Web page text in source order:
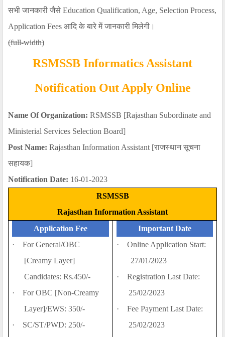
सभी जानकारी जैसे Education Qualification, Age, Selection Process,
Application Fees आदि के बारे में जानकारी मिलेगी ।
(full-width)
RSMSSB Informatics Assistant
Notification Out Apply Online
Name Of Organization: RSMSSB [Rajasthan Subordinate and
Ministerial Services Selection Board]
Post Name: Rajasthan Information Assistant [राजस्थान सूचना
सहायक]
Notification Date: 16-01-2023
RSMSSB
Rajasthan Information Assistant
Application Fee
·
For General/OBC
[Creamy Layer]
Candidates: Rs.450/-
·
For OBC [Non-Creamy
Layer]/EWS: 350/-
·
SC/ST/PWD: 250/-
Important Date
·
Online Application Start:
27/01/2023
·
Registration Last Date:
25/02/2023
·
Fee Payment Last Date:
25/02/2023